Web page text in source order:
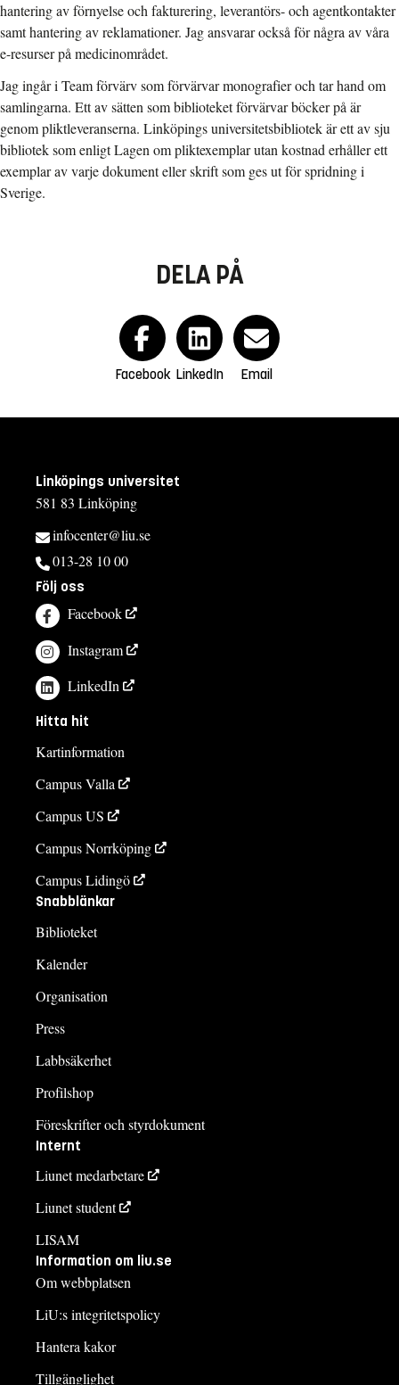
hantering av förnyelse och fakturering, leverantörs- och agentkontakter
samt hantering av reklamationer. Jag ansvarar också för några av våra
e-resurser på medicinområdet.
Jag ingår i Team förvärv som förvärvar monografier och tar hand om
samlingarna. Ett av sätten som biblioteket förvärvar böcker på är
genom pliktleveranserna. Linköpings universitetsbibliotek är ett av sju
bibliotek som enligt Lagen om pliktexemplar utan kostnad erhåller ett
exemplar av varje dokument eller skrift som ges ut för spridning i
Sverige.
DELA PÅ
Facebook LinkedIn Email
Linköpings universitet
581 83 Linköping
infocenter@liu.se
013-28 10 00
Följ oss
Facebook
Instagram
LinkedIn
Hitta hit
Kartinformation
Campus Valla
Campus US
Campus Norrköping
Campus Lidingö
Snabblänkar
Biblioteket
Kalender
Organisation
Press
Labbsäkerhet
Profilshop
Föreskrifter och styrdokument
Internt
Liunet medarbetare
Liunet student
LISAM
Information om liu.se
Om webbplatsen
LiU:s integritetspolicy
Hantera kakor
Tillgänglighet